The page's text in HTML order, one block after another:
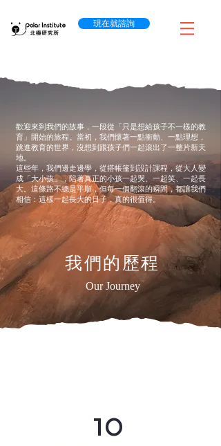
現在就諮詢
歡迎來到我們的故事，一段從「只是想給孩子不一樣的教
育」開始的旅程。當初，我們懷著一點衝動、一點理想，
跳進教育的世界，沒想到跟孩子們一起滾出了一整片新天
地。
這些年，我們邊走邊學，從搭帳篷到設計課程，從大人變
成「大小孩」，陪著真正的小孩一起哭、一起笑、一起長
大。這條路不總是平順，但每一個翻滾的瞬間，都讓我們
相信：這樣一起長大的日子，真的很值得。
​我們的歷程
OurJourney
10